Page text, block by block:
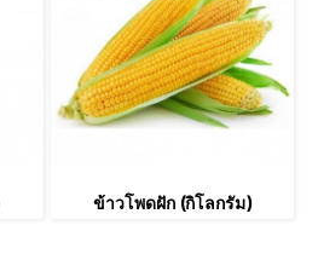
ข้าวโพดฝัก (กิโลกรัม)